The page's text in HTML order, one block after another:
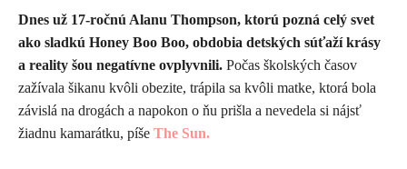
Dnes už 17-ročnú Alanu Thompson, ktorú pozná celý svet
ako sladkú Honey Boo Boo, obdobia detských súťaží krásy
a reality šou negatívne ovplyvnili. Počas školských časov
zažívala šikanu kvôli obezite, trápila sa kvôli matke, ktorá bola
závislá na drogách a napokon o ňu prišla a nevedela si nájsť
žiadnu kamarátku, píše The Sun.